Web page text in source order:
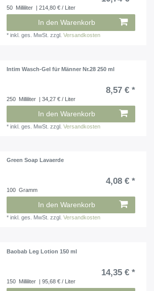
50 Milliliter | 214,80 € / Liter
In den Warenkorb
*inkl. ges. MwSt. zzgl.Versandkosten
Intim Wasch-Gel für Männer Nr.28 250 ml
8,57 € *
250 Milliliter | 34,27 € / Liter
In den Warenkorb
*inkl. ges. MwSt. zzgl.Versandkosten
Green Soap Lavaerde
4,08 € *
100 Gramm
In den Warenkorb
*inkl. ges. MwSt. zzgl.Versandkosten
Baobab Leg Lotion 150 ml
14,35 € *
150 Milliliter | 95,68 € / Liter